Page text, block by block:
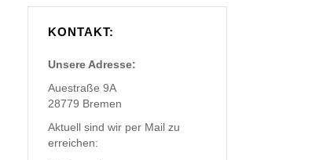
KONTAKT:
Unsere Adresse:
Auestraße 9A
28779 Bremen
Aktuell sind wir per Mail zu
erreichen: